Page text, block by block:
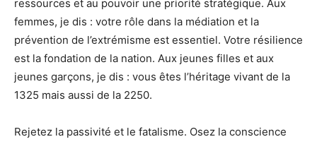
ressources et au pouvoir une priorité stratégique. Aux
femmes, je dis : votre rôle dans la médiation et la
prévention de l’extrémisme est essentiel. Votre résilience
est la fondation de la nation. Aux jeunes filles et aux
jeunes garçons, je dis : vous êtes l’héritage vivant de la
1325 mais aussi de la 2250.
Rejetez la passivité et le fatalisme. Osez la conscience